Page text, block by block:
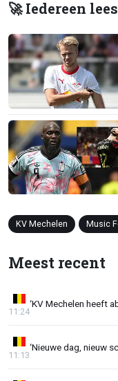
🚀 Iedereen
KV Mechelen Music
Meest recent
‘KV Mechelen heeft
11:24
‘Nieuwe dag, nieuw
11:13